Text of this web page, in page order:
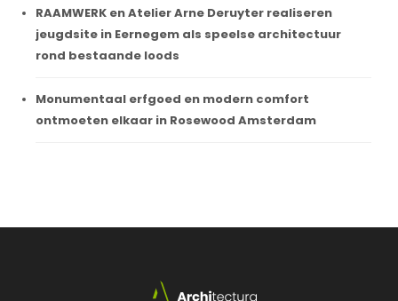
RAAMWERK en Atelier Arne Deruyter realiseren
jeugdsite in Eernegem als speelse architectuur
rond bestaande loods
Monumentaal erfgoed en modern comfort
ontmoeten elkaar in Rosewood Amsterdam